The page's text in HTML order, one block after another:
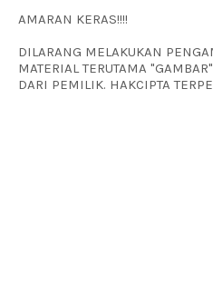
AMARAN KERAS!!!!
DILARANG MELAKUKAN
MATERIAL TERUTAMA
DARI PEMILIK. HAKCIPTA